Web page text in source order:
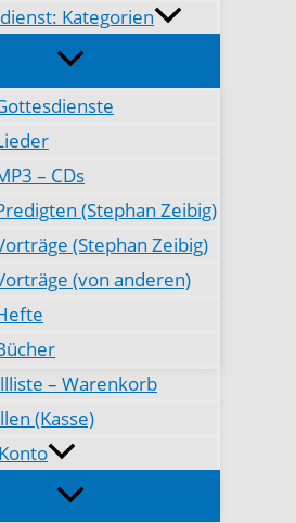
Kategorien
– CDs
(Stephan Zeibig)
(Stephan Zeibig)
(von anderen)
– Warenkorb
(Kasse)